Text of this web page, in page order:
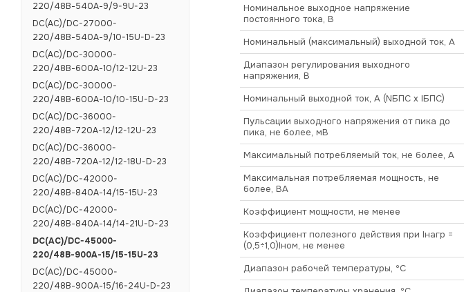
Номинальное выходное напряжение
постоянного тока, В
Номинальный (максимальный) выходной ток, А
Диапазон регулирования выходного
напряжения, В
Номинальный выходной ток, А (NБПС х IБПС)
Пульсации выходного напряжения от пика до
пика, не более, мВ
Максимальный потребляемый ток, не более, А
Максимальная потребляемая мощность, не
более, ВА
Коэффициент мощности, не менее
Коэффициент полезного действия при Iнагр =
(0,5÷1,0)Iном, не менее
Диапазон рабочей температуры, ºС
220/48В-540А-9/9-9U-23
DC(AC)/DC-27000-
220/48В-540А-9/10-15U-D-23
DC(AC)/DC-30000-
220/48В-600А-10/12-12U-23
DC(AC)/DC-30000-
220/48В-600А-10/10-15U-D-23
DC(AC)/DC-36000-
220/48В-720А-12/12-12U-23
DC(AC)/DC-36000-
220/48В-720А-12/12-18U-D-23
DC(AC)/DC-42000-
220/48В-840А-14/15-15U-23
DC(AC)/DC-42000-
220/48В-840А-14/14-21U-D-23
DC(AC)/DC-45000-
220/48В-900А-15/15-15U-23
DC(AC)/DC-45000-
220/48В-900А-15/16-24U-D-23